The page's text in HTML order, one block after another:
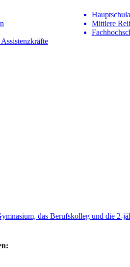
Mittlere
das Berufskolleg und die 2-